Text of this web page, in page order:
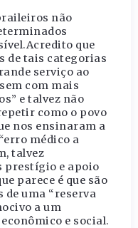
não
que
de tais categorias
serviço ao
com mais
e talvez não
como o povo
nos ensinaram a
médico a
talvez
prestígio e apoio
parece é que são
de uma “reserva
a um
e social.